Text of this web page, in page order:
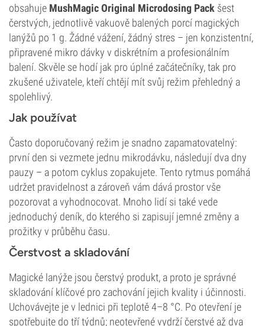
obsahuje MushMagic Original Microdosing Pack šest
čerstvých, jednotlivě vakuově balených porcí magických
lanýžů po 1 g. Žádné vážení, žádný stres – jen konzistentní,
připravené mikro dávky v diskrétním a profesionálním
balení. Skvěle se hodí jak pro úplné začátečníky, tak pro
zkušené uživatele, kteří chtějí mít svůj režim přehledný a
spolehlivý.
Jak používat
Často doporučovaný režim je snadno zapamatovatelný:
první den si vezmete jednu mikrodávku, následují dva dny
pauzy – a potom cyklus zopakujete. Tento rytmus pomáhá
udržet pravidelnost a zároveň vám dává prostor vše
pozorovat a vyhodnocovat. Mnoho lidí si také vede
jednoduchý deník, do kterého si zapisují jemné změny a
prožitky v průběhu času.
Čerstvost a skladování
Magické lanýže jsou čerstvý produkt, a proto je správné
skladování klíčové pro zachování jejich kvality i účinnosti.
Uchovávejte je v lednici při teplotě 4–8 °C. Po otevření je
spotřebujte do tří týdnů; neotevřené vydrží čerstvé až dva